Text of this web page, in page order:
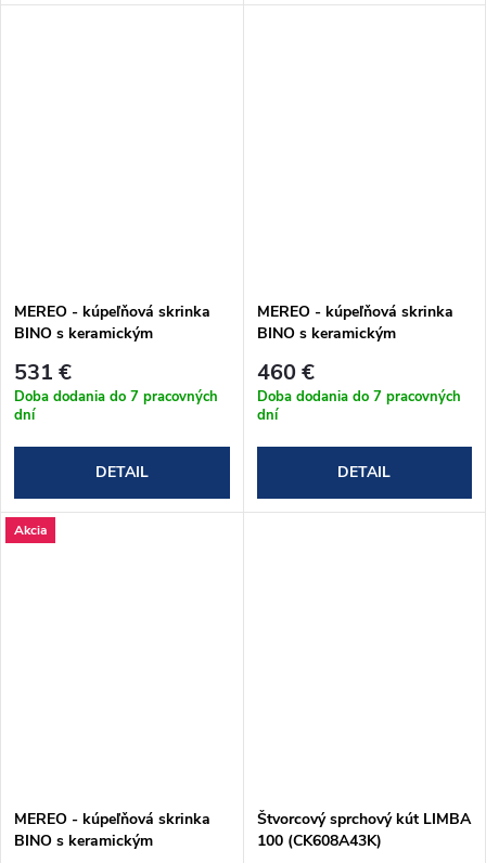
MEREO - kúpeľňová skrinka
BINO s keramickým
prevedenie (CN662)
531 €
Doba dodania do 7 pracovných
dní
DETAIL
MEREO - kúpeľňová skrinka
BINO s keramickým
prevedenie (CN661)
460 €
Doba dodania do 7 pracovných
dní
DETAIL
Akcia
MEREO - kúpeľňová skrinka
BINO s keramickým
Štvorcový sprchový kút LIMBA
100 (CK608A43K)